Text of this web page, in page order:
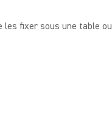
les fixer sous une table ou